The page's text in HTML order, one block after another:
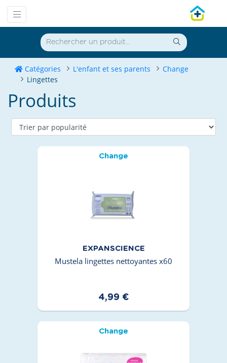
Catégories L'enfant et ses parents
Change
Lingettes
Produits
Change
EXPANSCIENCE
Mustela lingettes nettoyantes x60
4,99 €
Change